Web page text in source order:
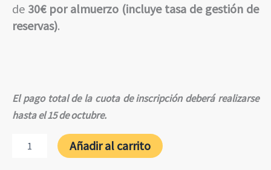
de 30€ por almuerzo (incluye tasa de gestión de
reservas).
El pago total de la cuota de inscripción deberá realizarse
hasta el 15 de octubre.
Clases
Añadir al carrito